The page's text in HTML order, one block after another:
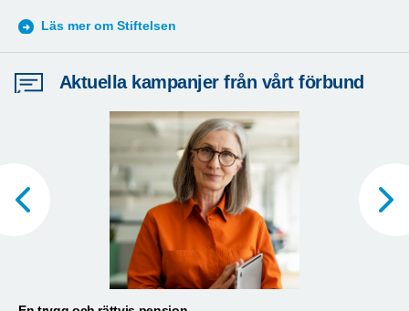
Läs mer om Stiftelsen
Aktuella kampanjer från vårt förbund